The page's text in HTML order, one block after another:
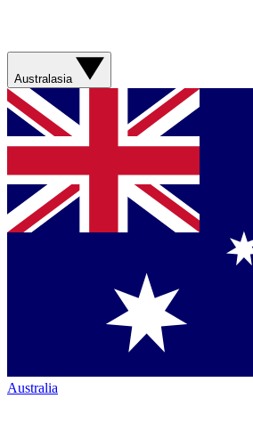
Australasia
Australia